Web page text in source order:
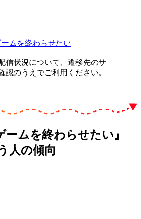
ムを終わらせたい
信状況について、遷移先のサ
認のうえでご利用ください。
ムを終わらせたい』
人の傾向